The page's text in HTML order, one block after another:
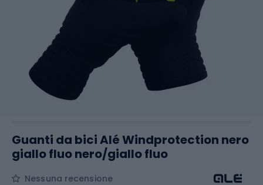
Guanti da bici Alé Windprotection nero
giallo fluo nero/giallo fluo
Nessuna recensione